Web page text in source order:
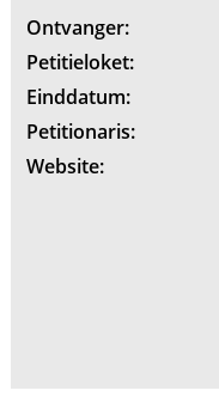
Ontvanger:
Petitieloket:
Einddatum:
Petitionaris:
Website: